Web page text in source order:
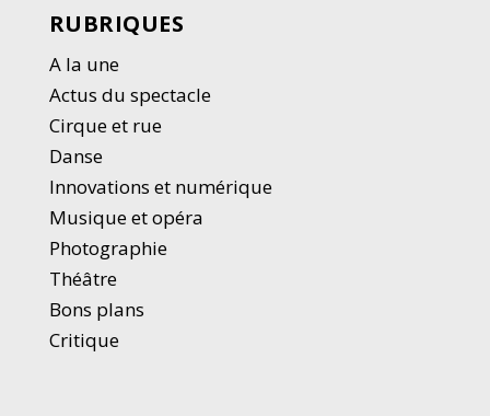
RUBRIQUES
A la une
Actus du spectacle
Cirque et rue
Danse
Innovations et numérique
Musique et opéra
Photographie
Théâtre
Bons plans
Critique